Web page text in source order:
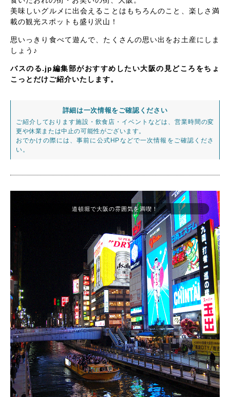
美味しいグルメに出会えることはもちろんのこと、楽しさ満
載の観光スポットも盛り沢山！
思いっきり食べて遊んで、たくさんの思い出をお土産にしま
しょう♪
バスのる.jp編集部がおすすめしたい大阪の見どころをちょ
こっとだけご紹介いたします。
詳細は一次情報をご確認ください
ご紹介しております施設・飲食店・イベントなどは、営業時間の変
更や休業または中止の可能性がございます。
おでかけの際には、事前に公式HPなどで一次情報をご確認くださ
い。
道頓堀で大阪の雰囲気を満喫！